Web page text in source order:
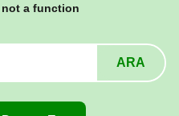
not a function
ARA